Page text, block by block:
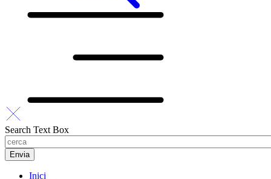
Search Text Box
Inici